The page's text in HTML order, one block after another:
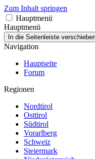
Zum Inhalt springen
Hauptmenü
Hauptmenü
In die Seitenleiste
Navigation
Hauptseite
Forum
Regionen
Nordtirol
Osttirol
Südtirol
Vorarlberg
Schweiz
Steiermark